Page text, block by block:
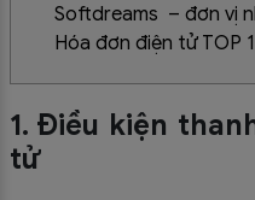
Softdreams – đơn vị
Hóa đơn điện tử TOP
1. Điều kiện
tử